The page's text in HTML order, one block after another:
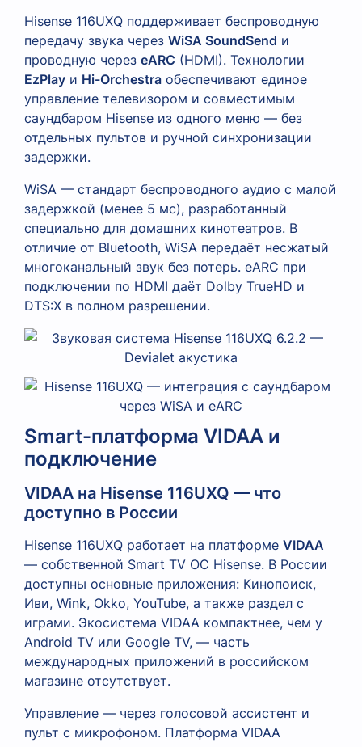
Hisense 116UXQ поддерживает беспроводную
передачу звука через WiSA SoundSend и
проводную через eARC (HDMI). Технологии
EzPlay и Hi-Orchestra обеспечивают единое
управление телевизором и совместимым
саундбаром Hisense из одного меню — без
отдельных пультов и ручной синхронизации
задержки.
WiSA — стандарт беспроводного аудио с малой
задержкой (менее 5 мс), разработанный
специально для домашних кинотеатров. В
отличие от Bluetooth, WiSA передаёт несжатый
многоканальный звук без потерь. eARC при
подключении по HDMI даёт Dolby TrueHD и
DTS:X в полном разрешении.
Smart-платформа VIDAA и
подключение
VIDAA на Hisense 116UXQ — что
доступно в России
Hisense 116UXQ работает на платформе VIDAA
— собственной Smart TV ОС Hisense. В России
доступны основные приложения: Кинопоиск,
Иви, Wink, Okko, YouTube, а также раздел с
играми. Экосистема VIDAA компактнее, чем у
Android TV или Google TV, — часть
международных приложений в российском
магазине отсутствует.
Управление — через голосовой ассистент и
пульт с микрофоном. Платформа VIDAA